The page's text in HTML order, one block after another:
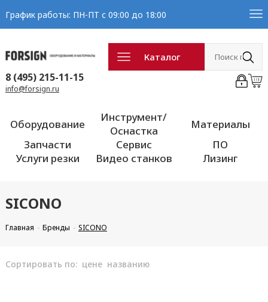
График работы: ПН-ПТ с 09:00 до 18:00
Каталог
8 (495) 215-11-15
info@forsign.ru
Оборудование
Инструмент/
Оснастка
Материалы
Запчасти
Сервис
ПО
Услуги резки
Видео станков Лизинг
SICONO
Главная Бренды SICONO
Сортировать по: цене названию